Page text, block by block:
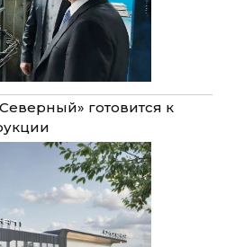
готовится к